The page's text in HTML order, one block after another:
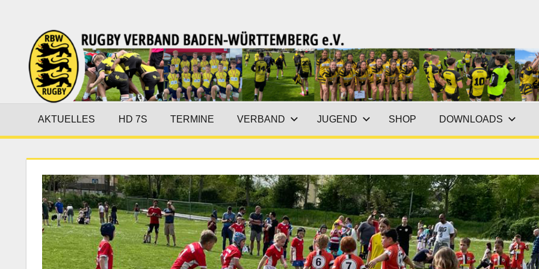
springen
Rugby-
Verband
Baden-
Württemberg
AKTUELLES HD 7S TERMINE VERBAND JUGEND SHOP DOWNLOADS